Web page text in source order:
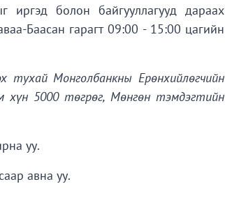
иргэд болон байгууллагууд дараах
Баасан гарагт 09:00 - 15:00 цагийн
тухай Монголбанкны Ерөнхийлөгчийн
5000 төгрөг, Мөнгөн тэмдэгтийн
уу.
авна уу.